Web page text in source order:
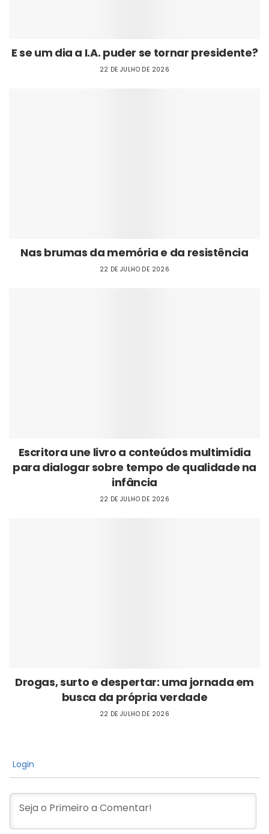
E se um dia a I.A. puder se tornar presidente?
22 DE JULHO DE 2026
Nas brumas da memória e da resistência
22 DE JULHO DE 2026
Escritora une livro a conteúdos multimídia
para dialogar sobre tempo de qualidade na
infância
22 DE JULHO DE 2026
Drogas, surto e despertar: uma jornada em
busca da própria verdade
22 DE JULHO DE 2026
Login